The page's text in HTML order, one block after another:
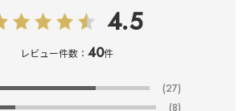
4.5
レビュー件数： 40件
(27)
(8)